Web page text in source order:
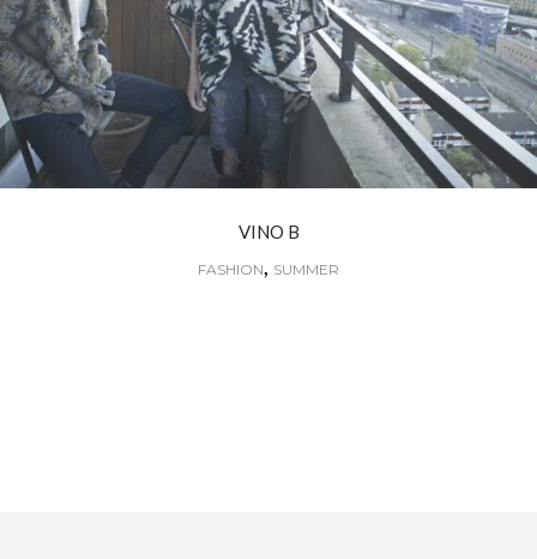
VINO B
FASHION, SUMMER